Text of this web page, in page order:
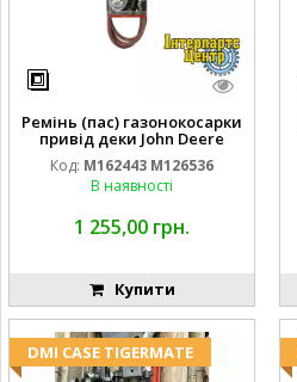
Ремінь (пас) газонокосарки
привід деки John Deere
M162443 M126536
Код: M162443 M126536
В наявності
1 255,00 грн.
Купити
DMI CASE TIGERMATE